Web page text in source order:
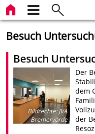
Besuch
Besuch
Bildrechte:JVA
Bremervörde
Der
dem
der